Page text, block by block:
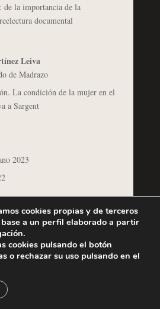
la importancia de la
documental
Leiva
de Madrazo
La condición de la mujer en el
a Sargent
2023
de la Haza
Benevento, un triunfo
de Urríes
de España: Mariano Sánchez
cookies propias y de terceros
a un perfil elaborado a partir
cookies pulsando el botón
o rechazar su uso pulsando en el